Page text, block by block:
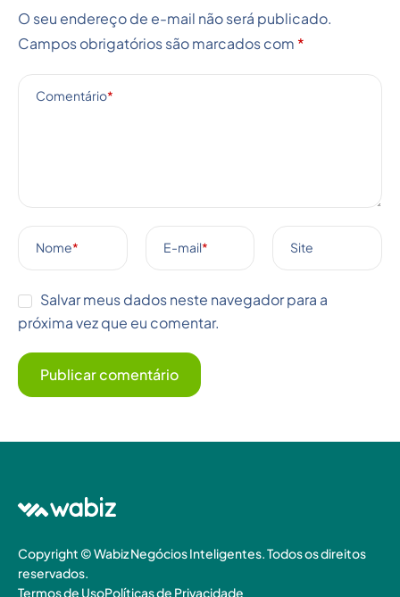
O seu endereço de e-mail não será publicado.
Campos obrigatórios são marcados com *
Comentário*
Nome* E-mail* Site
Salvar meus dados neste navegador para a
próxima vez que eu comentar.
Copyright © Wabiz Negócios Inteligentes. Todos os direitos
reservados.
Termos de UsoPolíticas de Privacidade